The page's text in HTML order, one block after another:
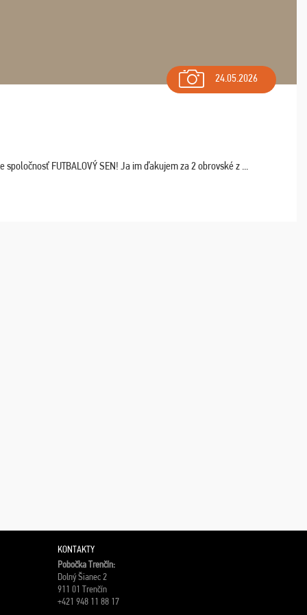
24.05.2026
FUTBALOVÝ SEN! Ja im ďakujem za 2 obrovské z ...
KONTAKTY
Pobočka Trenčín:
Dolný Šianec 2
911 01 Trenčín
+421 948 11 88 17